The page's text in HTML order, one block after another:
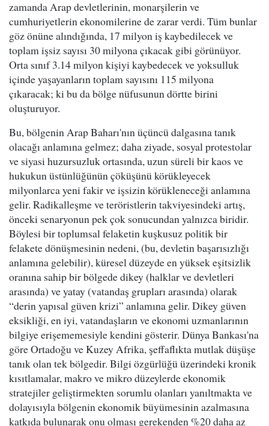
zamanda Arap devletlerinin, monarşilerin ve
cumhuriyetlerin ekonomilerine de zarar verdi. Tüm bunlar
göz önüne alındığında, 17 milyon iş kaybedilecek ve
toplam işsiz sayısı 30 milyona çıkacak gibi görünüyor.
Orta sınıf 3.14 milyon kişiyi kaybedecek ve yoksulluk
içinde yaşayanların toplam sayısını 115 milyona
çıkaracak; ki bu da bölge nüfusunun dörtte birini
oluşturuyor.
Bu, bölgenin Arap Baharı'nın üçüncü dalgasına tanık
olacağı anlamına gelmez; daha ziyade, sosyal protestolar
ve siyasi huzursuzluk ortasında, uzun süreli bir kaos ve
hukukun üstünlüğünün çöküşünü körükleyecek
milyonlarca yeni fakir ve işsizin körükleneceği anlamına
gelir. Radikalleşme ve teröristlerin takviyesindeki artış,
önceki senaryonun pek çok sonucundan yalnızca biridir.
Böylesi bir toplumsal felaketin kuşkusuz politik bir
felakete dönüşmesinin nedeni, (bu, devletin başarısızlığı
anlamına gelebilir), küresel düzeyde en yüksek eşitsizlik
oranına sahip bir bölgede dikey (halklar ve devletleri
arasında) ve yatay (vatandaş grupları arasında) olarak
“derin yapısal güven krizi” anlamına gelir. Dikey güven
eksikliği, en iyi, vatandaşların ve ekonomi uzmanlarının
bilgiye erişememesiyle kendini gösterir. Dünya Bankası'na
göre Ortadoğu ve Kuzey Afrika, şeffaflıkta mutlak düşüşe
tanık olan tek bölgedir. Bilgi özgürlüğü üzerindeki kronik
kısıtlamalar, makro ve mikro düzeylerde ekonomik
stratejiler geliştirmekten sorumlu olanları yanıltmakta ve
dolayısıyla bölgenin ekonomik büyümesinin azalmasına
katkıda bulunarak onu olması gerekenden %20 daha az